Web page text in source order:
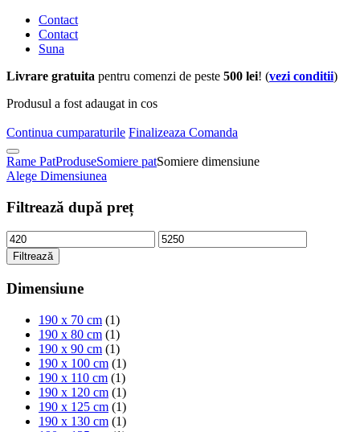
Contact
Contact
Suna
Livrare gratuita pentru comenzi de peste 500 lei! (vezi conditii)
Produsul a fost adaugat in cos
Continua cumparaturile Finalizeaza Comanda
Rame PatProduseSomiere patSomiere dimensiune
Alege Dimensiunea
Filtrează după preț
Filtrează
Dimensiune
190 x 70 cm (1)
190 x 80 cm (1)
190 x 90 cm (1)
190 x 100 cm (1)
190 x 110 cm (1)
190 x 120 cm (1)
190 x 125 cm (1)
190 x 130 cm (1)